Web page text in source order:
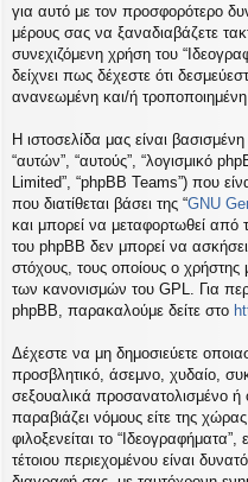
για αυτό με τον προσφορότερο
μέρους σας να ξαναδιαβάζετε
συνεχιζόμενη χρήση του
δείχνει πως δέχεστε ότι
ανανεωμένη και/ή
Η ιστοσελίδα μας είναι
“αυτών”, “αυτούς”, “λογισμικό
Limited”, “phpBB Teams”) που
που διατίθεται βάσει της “GNU
και μπορεί να μεταφορτωθεί από
του phpBB δεν μπορεί να
στόχους, τους οποίους ο χρήστης
των κανονισμών του GPL. Για
phpBB, παρακαλούμε δείτε στο
Δέχεστε να μη δημοσιεύετε
προσβλητικό, άσεμνο, χυδαίο,
σεξουαλικά προσανατολισμένο
παραβιάζει νόμους είτε της
φιλοξενείται το
τέτοιου περιεχομένου είναι